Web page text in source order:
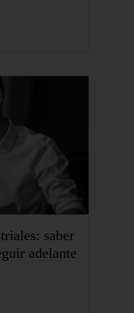
saber
adelante